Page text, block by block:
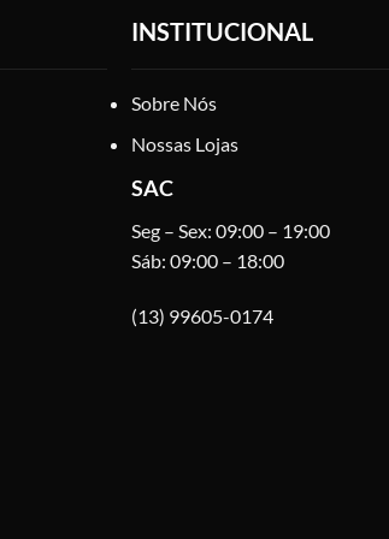
ser
do
INSTITUCIONAL
Sobre Nós
Nossas Lojas
SAC
Seg – Sex: 09:00 – 19:00
Sáb: 09:00 – 18:00
(13) 99605-0174